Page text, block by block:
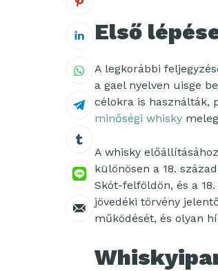
Első
A legkorábbi
a gael nyelven uisge
célokra is használták,
minőségi whisky
A whisky
különösen a 18.
Skót-felföldön, és a
jövedéki törvény
működését, és olyan